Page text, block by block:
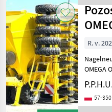
R. v.
OMEGA
Grubber
Baujahr: 2023,
6 m, Zwei Jahre Garantie ab57-